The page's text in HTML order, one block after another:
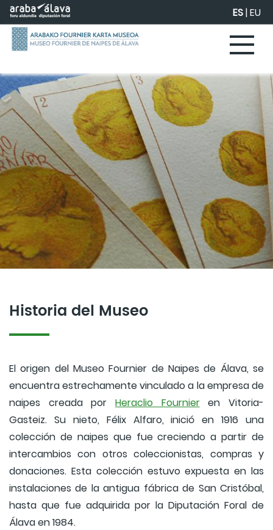
Saltar al contenido principal ES|EU
Historia del Museo
El origen del Museo Fournier de Naipes de Álava, se
encuentra estrechamente vinculado a la empresa de
naipes creada por Heraclio Fournieren Vitoria-
Gasteiz. Su nieto, Félix Alfaro, inició en 1916 una
colección de naipes que fue creciendo a partir de
intercambios con otros coleccionistas, compras y
donaciones. Esta colección estuvo expuesta en las
instalaciones de la antigua fábrica de San Cristóbal,
hasta que fue adquirida por la Diputación Foral de
Álava en 1984.